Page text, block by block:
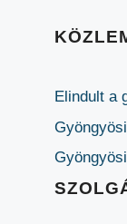
Elindult a